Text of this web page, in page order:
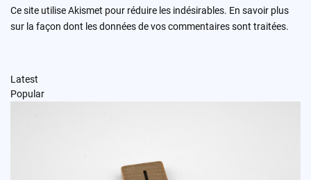
Ce site utilise Akismet pour réduire les indésirables. En savoir plus
sur la façon dont les données de vos commentaires sont traitées.
Latest
Popular